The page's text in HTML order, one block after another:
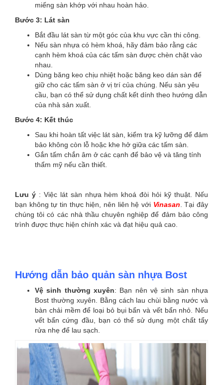
miếng sàn khớp với nhau hoàn hảo.
Bước 3: Lát sàn
Bắt đầu lát sàn từ một góc của khu vực cần thi công.
Nếu sàn nhựa có hèm khoá, hãy đảm bảo rằng các
cạnh hèm khoá của các tấm sàn được chèn chặt vào
nhau.
Dùng băng keo chịu nhiệt hoặc băng keo dán sàn để
giữ cho các tấm sàn ở vị trí của chúng. Nếu sàn yêu
cầu, bạn có thể sử dụng chất kết dính theo hướng dẫn
của nhà sản xuất.
Bước 4: Kết thúc
Sau khi hoàn tất việc lát sàn, kiểm tra kỹ lưỡng để đảm
bảo không còn lỗ hoặc khe hở giữa các tấm sàn.
Gắn tấm chắn âm ở các cạnh để bảo vệ và tăng tính
thẩm mỹ nếu cần thiết.
Lưu ý: Việc lát sàn nhựa hèm khoá đòi hỏi kỹ thuật. Nếu
bạn không tự tin thực hiện, nên liên hệ với Vinasan . Tại đây
chúng tôi có các nhà thầu chuyên nghiệp để đảm bảo công
trình được thực hiện chính xác và đạt hiệu quả cao.
Hướng dẫn bảo quản sàn nhựa Bost
Vệ sinh thường xuyên: Bạn nên vệ sinh sàn nhựa
Bost thường xuyên. Bằng cách lau chùi bằng nước và
bàn chải mềm để loại bỏ bụi bẩn và vết bẩn nhỏ. Nếu
vết bẩn cứng đầu, bạn có thể sử dụng một chất tẩy
rửa nhẹ để lau sạch.